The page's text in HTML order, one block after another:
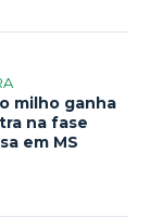
milho ganha
na fase
em MS